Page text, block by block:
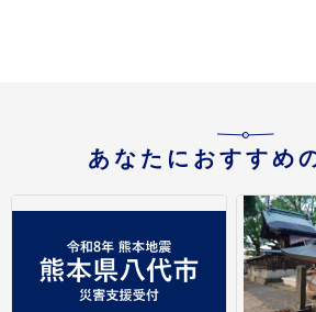
あなたにおすすめ